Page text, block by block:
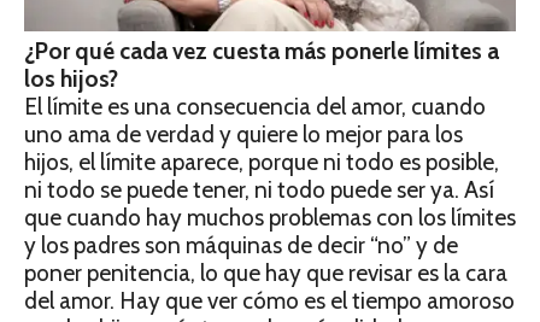
¿Por qué cada vez cuesta más ponerle límites a
los hijos?
El límite es una consecuencia del amor, cuando
uno ama de verdad y quiere lo mejor para los
hijos, el límite aparece, porque ni todo es posible,
ni todo se puede tener, ni todo puede ser ya. Así
que cuando hay muchos problemas con los límites
y los padres son máquinas de decir “no” y de
poner penitencia, lo que hay que revisar es la cara
del amor. Hay que ver cómo es el tiempo amoroso